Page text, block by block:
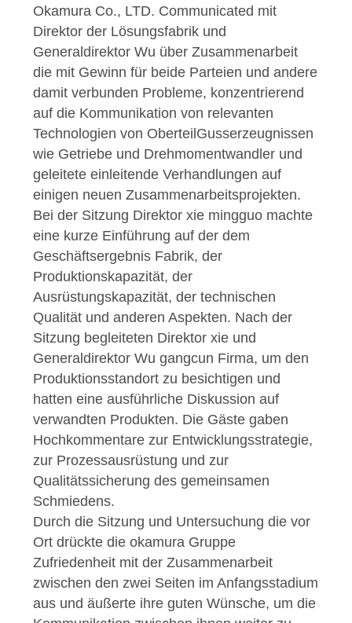
Okamura Co., LTD. Communicated mit
Direktor der Lösungsfabrik und
Generaldirektor Wu über Zusammenarbeit
die mit Gewinn für beide Parteien und andere
damit verbunden Probleme, konzentrierend
auf die Kommunikation von relevanten
Technologien von OberteilGusserzeugnissen
wie Getriebe und Drehmomentwandler und
geleitete einleitende Verhandlungen auf
einigen neuen Zusammenarbeitsprojekten.
Bei der Sitzung Direktor xie mingguo machte
eine kurze Einführung auf der dem
Geschäftsergebnis Fabrik, der
Produktionskapazität, der
Ausrüstungskapazität, der technischen
Qualität und anderen Aspekten. Nach der
Sitzung begleiteten Direktor xie und
Generaldirektor Wu gangcun Firma, um den
Produktionsstandort zu besichtigen und
hatten eine ausführliche Diskussion auf
verwandten Produkten. Die Gäste gaben
Hochkommentare zur Entwicklungsstrategie,
zur Prozessausrüstung und zur
Qualitätssicherung des gemeinsamen
Schmiedens.
Durch die Sitzung und Untersuchung die vor
Ort drückte die okamura Gruppe
Zufriedenheit mit der Zusammenarbeit
zwischen den zwei Seiten im Anfangsstadium
aus und äußerte ihre guten Wünsche, um die